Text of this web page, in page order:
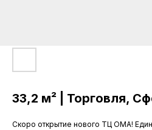
33,2 м² | Торговля,
Скоро открытие нового ТЦ ОМА!